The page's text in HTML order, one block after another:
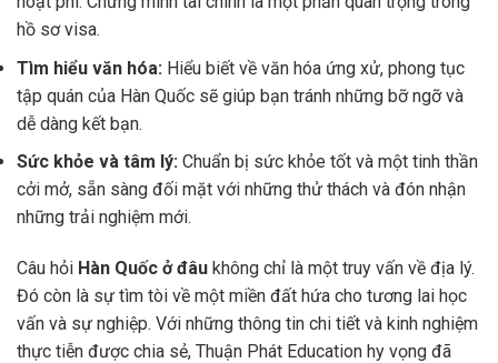
hồ sơ visa.
Tìm hiểu văn hóa: Hiểu biết về văn hóa ứng xử, phong tục
tập quán của Hàn Quốc sẽ giúp bạn tránh những bỡ ngỡ và
dễ dàng kết bạn.
Sức khỏe và tâm lý: Chuẩn bị sức khỏe tốt và một tinh thần
cởi mở, sẵn sàng đối mặt với những thử thách và đón nhận
những trải nghiệm mới.
Câu hỏi Hàn Quốc ở đâu không chỉ là một truy vấn về địa lý.
Đó còn là sự tìm tòi về một miền đất hứa cho tương lai học
vấn và sự nghiệp. Với những thông tin chi tiết và kinh nghiệm
thực tiễn được chia sẻ, Thuận Phát Education hy vọng đã